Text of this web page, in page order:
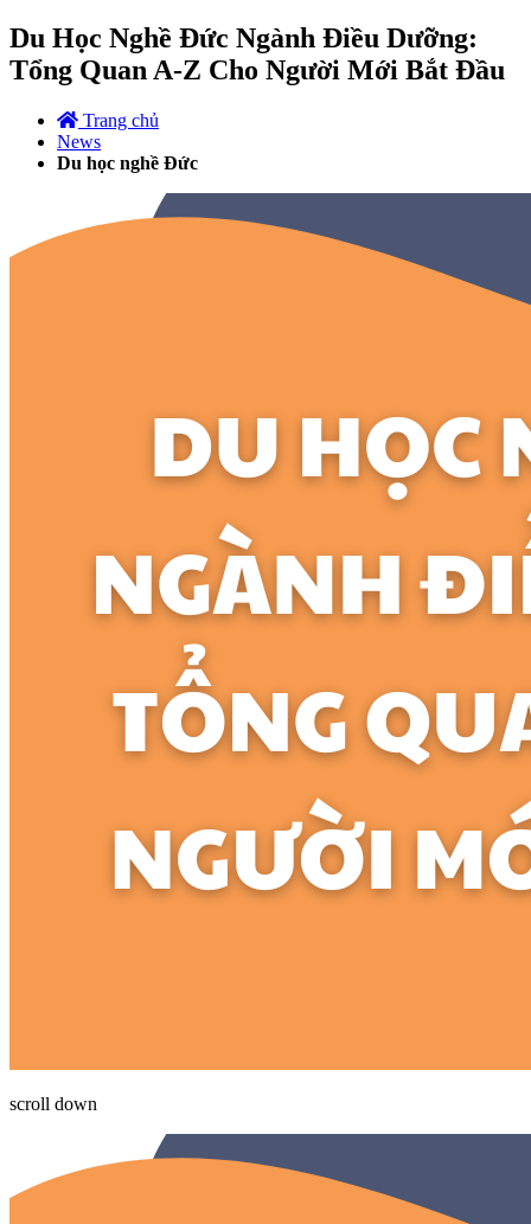
Du Học Nghề Đức Ngành Điều Dưỡng:
Tổng Quan A-Z Cho Người Mới Bắt Đầu
Trang chủ
News
Du học nghề Đức
scroll down